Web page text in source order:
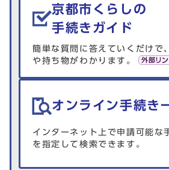
京都市くらしの
手続きガイド
簡単な質問に答えていくだけで
や持ち物がわかります。
オンライン手続き
インターネット上で申請可能な
を指定して検索できます。